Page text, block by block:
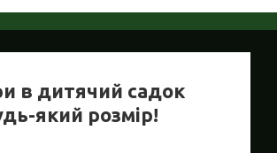
в дитячий садок
який розмір!